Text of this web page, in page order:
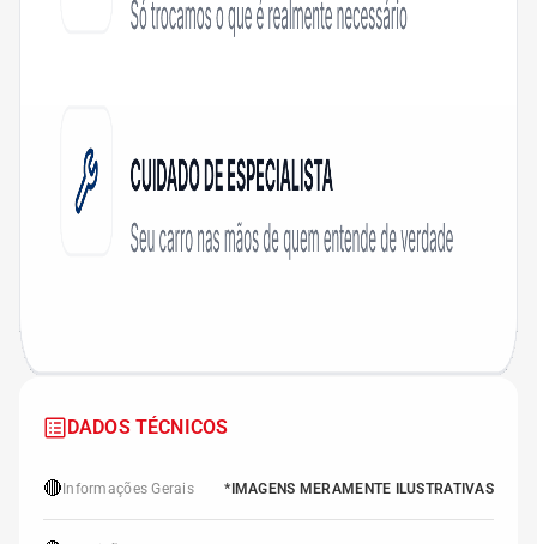
DADOS TÉCNICOS
🔴 Informações Gerais *IMAGENS MERAMENTE ILUSTRATIVAS